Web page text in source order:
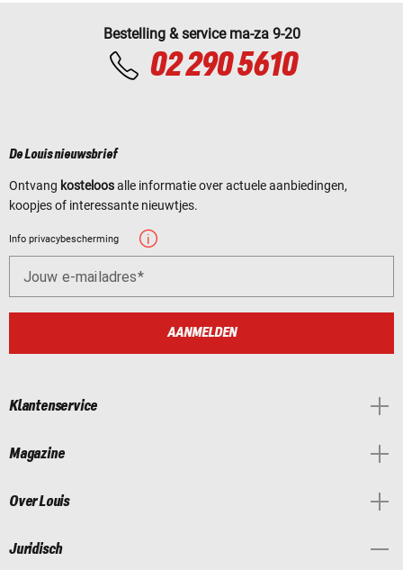
Bestelling & service ma-za 9-20
02 290 5610
De Louis nieuwsbrief
Ontvang kosteloosalle informatie over actuele aanbiedingen,
koopjes of interessante nieuwtjes.
Info privacybescherming
Jouw e-mailadres
AANMELDEN
Klantenservice
Magazine
Over Louis
Juridisch